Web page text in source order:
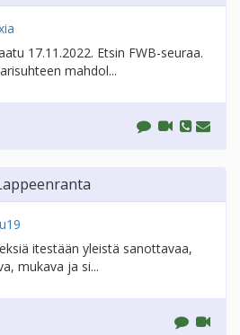
17.11.2022. Etsin FWB-seuraa.
mahdol...
itestään yleistä sanottavaa,
mukava ja si...